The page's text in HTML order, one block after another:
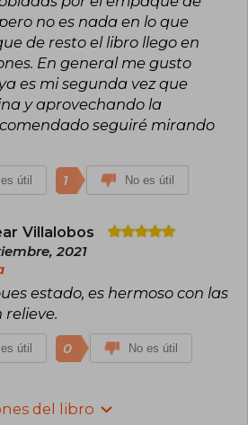
no es nada en lo que
de resto el libro llego en
En general me gusto
es mi segunda vez que
y aprovechando la
seguiré mirando
útil 1 No es útil
Villalobos
2021
estado, es hermoso con las
relieve.
útil 0 No es útil
del libro